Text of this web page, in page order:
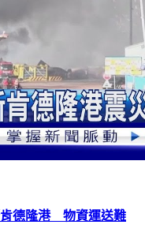
肯德隆港 物資運送難